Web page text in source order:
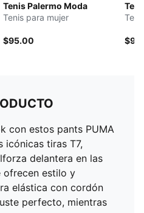
Tenis Palermo Moda
Tenis para mujer
$95.00
con estos pants PUMA
icónicas tiras T7,
delantera en las
ofrecen estilo y
elástica con cordón
perfecto, mientras